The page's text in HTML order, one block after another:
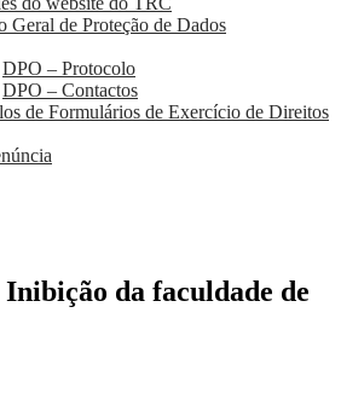
Geral de Proteção de Dados
DPO – Protocolo
DPO – Contactos
de Formulários de Exercício de Direitos
Inibição da faculdade de